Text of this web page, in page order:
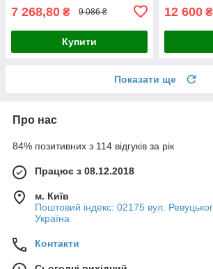
7 268,80 ₴ 9 086 ₴
Купити
12 600 ₴
Показати ще
Про нас
84% позитивних з 114 відгуків за рік
Працює з 08.12.2018
м. Київ
Поштовий індекс: 02175 вул.
Україна
Контакти